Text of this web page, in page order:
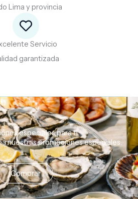
Lima y provincia
Servicio
garantizada
especiales para ti.
nuestraspromocionesespeciales.
Comprar